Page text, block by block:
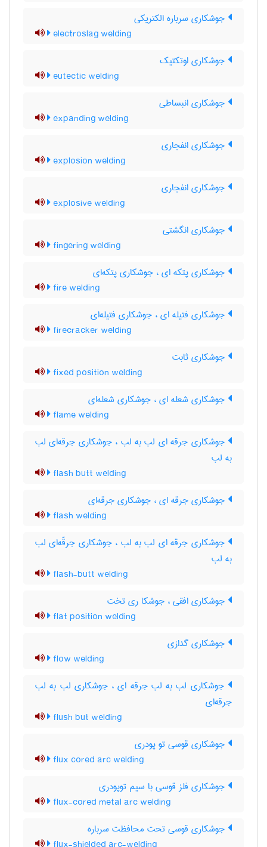
جوشکاری سرباره الکتریکی
electroslag welding
جوشکاری اوتکتیک
eutectic welding
جوشکاری انبساطی
expanding welding
جوشکاری انفجاری
explosion welding
جوشکاری انفجاری
explosive welding
جوشکاری انگشتی
fingering welding
جوشکاری پتکه ای ، جوشکاری پتکه‌ای
fire welding
جوشکاری فتیله ای ، جوشکاری فتیله‌ای
firecracker welding
جوشکاری ثابت
fixed position welding
جوشکاری شعله ای ، جوشکاری شعله‌ای
flame welding
جوشکاری جرقه ای لب به لب ، جوشکاری جرقه‌ای لب
به لب
flash butt welding
جوشکاری جرقه ای ، جوشکاری جرقه‌ای
flash welding
جوشکاری جرقه ای لب به لب ، جوشکاری جرقّه‌ای لب
به لب
flash-butt welding
جوشکاری افقی ، جوشکا ری تخت
flat position welding
جوشکاری گدازی
flow welding
جوشکاری لب به لب جرقه ای ، جوشکاری لب به لب
جرقه‌ای
flush but welding
جوشکاری قوسی تو پودری
flux cored arc welding
جوشکاری فلز قوسی با سیم توپودری
flux-cored metal arc welding
جوشکاری قوسی تحت محافظت سرباره